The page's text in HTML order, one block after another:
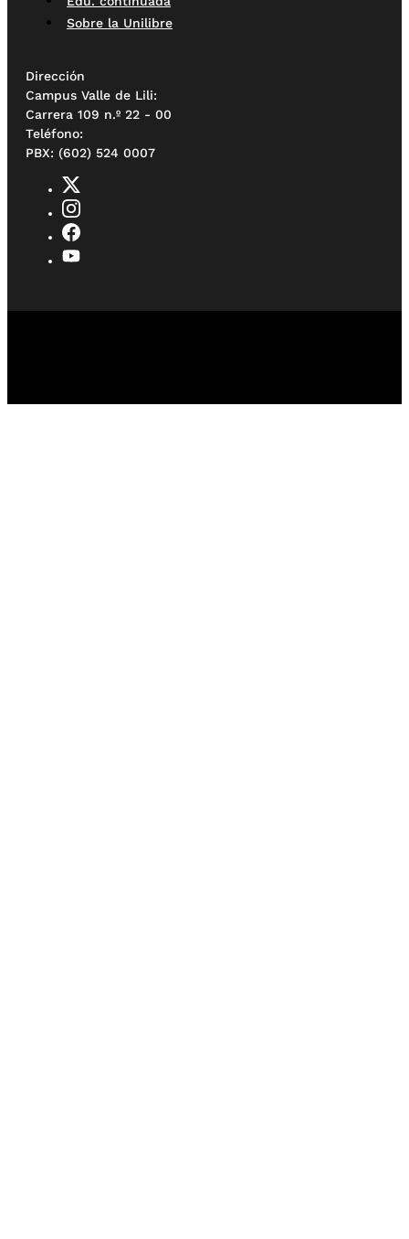
Sobre la Unilibre
Dirección
Campus Valle de Lili:
Carrera 109 n.º 22 - 00
Teléfono:
PBX: (602) 524 0007